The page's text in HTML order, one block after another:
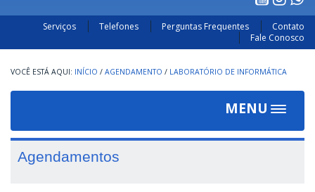
Serviços Telefones Perguntas Frequentes
Contato
Fale Conosco
INÍCIO / AGENDAMENTO / LABORATÓRIO DE INFORMÁTICA
MENU
Toggle
Agendamentos